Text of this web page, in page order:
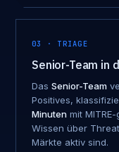
03 · TRIAGE
Senior-Team in
Das Senior-Team
Positives,
Minuten mit
Wissen über
Märkte aktiv sind.